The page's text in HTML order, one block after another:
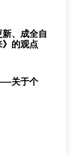
、成全自
的观点
关于个